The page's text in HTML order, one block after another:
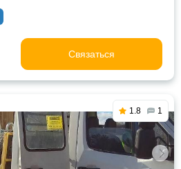
Связаться
1.8 1